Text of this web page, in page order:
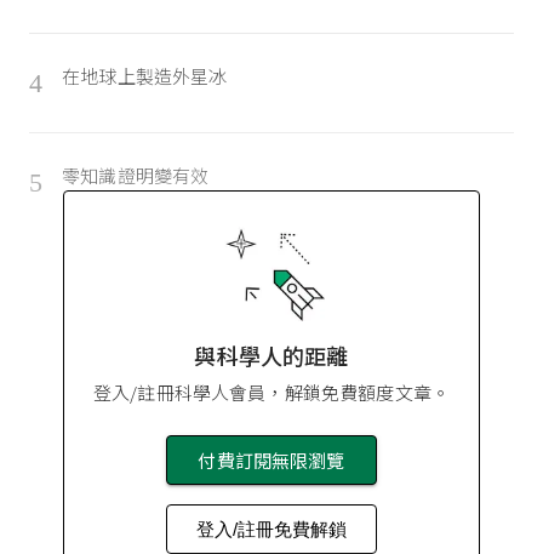
4 在地球上製造外星冰
5 零知識證明變有效
與科學人的距離
登入/註冊科學人會員，解鎖免費額度文章。
付費訂閱無限瀏覽
登入/註冊免費解鎖